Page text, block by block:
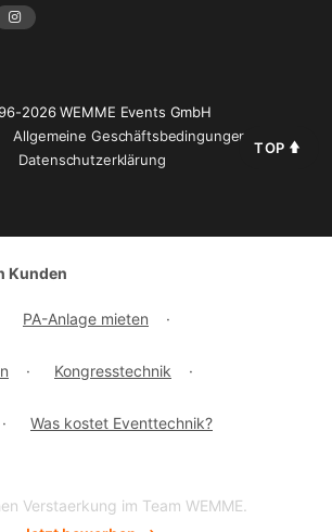
2026 WEMME Events GmbH
Allgemeine Geschäftsbedingungen
Datenschutzerklärung
TOP
Kunden
PA-Anlage mieten ·
· Kongresstechnik ·
· Was kostet Eventtechnik?
Verstaerkung im Team WEMME.